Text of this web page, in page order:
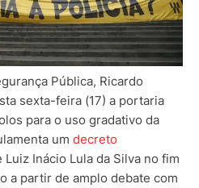
Pública, Ricardo
sexta-feira (17) a portaria
para o uso gradativo da
um decreto
Inácio Lula da Silva no fim
a partir de amplo debate com